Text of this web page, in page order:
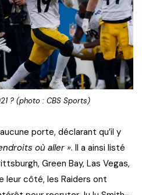
? (photo : CBS Sports)
porte, déclarant qu’il y
où aller ». Il a ainsi listé
Green Bay, Las Vegas,
leur côté, les Raiders ont